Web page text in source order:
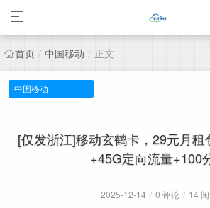
首页 / 中国移动 / 正文
中国移动
[仅发浙江]移动玄鹤卡，29元月
+45G定向流量+100
2025-12-14 / 0 评论 / 14